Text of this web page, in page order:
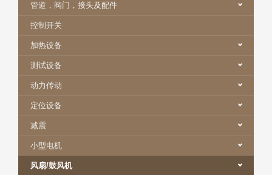
管道，阀门，接头及配件
控制开关
加热设备
测试设备
动力传动
定位设备
减震
小型电机
风扇/鼓风机